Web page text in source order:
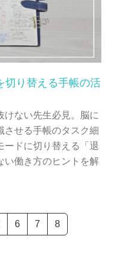
切り替える手帳の活
けない先生必見。脳に
させる手帳のタスク細
ードに切り替える「退
い働き方のヒントを解
6 7 8